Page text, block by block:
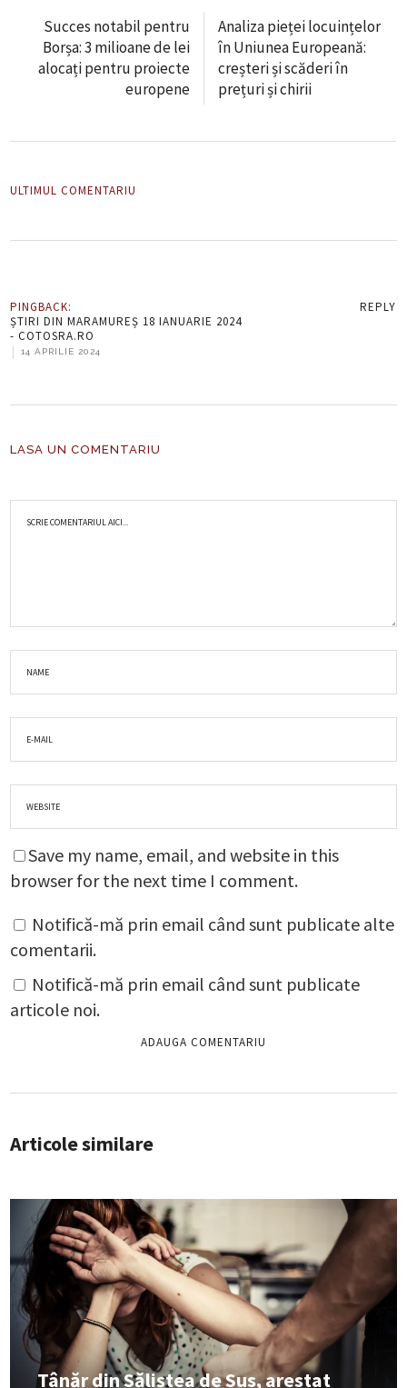
Succes notabil pentru
Borșa: 3 milioane de lei
alocați pentru proiecte
europene
Analiza pieței locuințelor
în Uniunea Europeană:
creșteri și scăderi în
prețuri și chirii
ULTIMUL COMENTARIU
PINGBACK:
ȘTIRI DIN MARAMUREȘ 18 IANUARIE 2024
- COTOSRA.RO
|
14 APRILIE 2024
REPLY
LASA UN COMENTARIU
Save my name, email, and website in this
browser for the next time I comment.
Notifică-mă prin email când sunt publicate alte
comentarii.
Notifică-mă prin email când sunt publicate
articole noi.
Articole similare
Tânăr din Săliștea de Sus, arestat